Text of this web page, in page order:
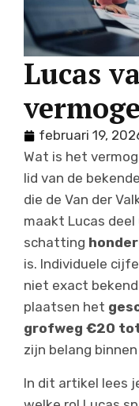
Lucas
februari 19,
Wat is het
lid van de
die de Van der
maakt Lucas
schatting
is. Individuele
niet exact
plaatsen het
grofweg €20
zijn belang
In dit artikel lees